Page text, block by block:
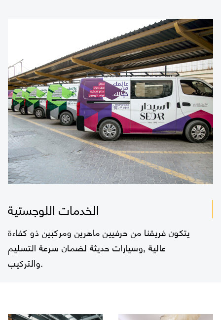
الخدمات اللوجستية
يتكون فريقنا من حرفيين ماهرين ومركبين ذو كفاءة
عالية ,وسيارات حديثة لضمان سرعة التسليم
والتركيب.